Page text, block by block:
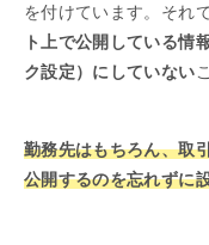
を付けています。それ
ト上で公開している情
ク設定）にしていない
勤務先はもちろん、取
公開するのを忘れずに